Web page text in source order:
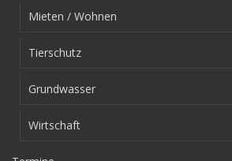
Mieten / Wohnen
Tierschutz
Grundwasser
Wirtschaft